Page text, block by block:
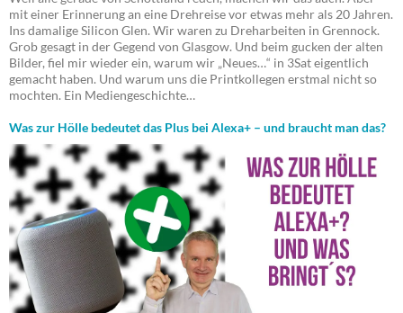
mit einer Erinnerung an eine Drehreise vor etwas mehr als 20 Jahren.
Ins damalige Silicon Glen. Wir waren zu Dreharbeiten in Grennock.
Grob gesagt in der Gegend von Glasgow. Und beim gucken der alten
Bilder, fiel mir wieder ein, warum wir „Neues…“ in 3Sat eigentlich
gemacht haben. Und warum uns die Printkollegen erstmal nicht so
mochten. Ein Mediengeschichte…
Was zur Hölle bedeutet das Plus bei Alexa+ – und braucht man das?